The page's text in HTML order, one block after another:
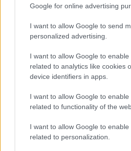
Google for online advertising
I want to allow Google to send
personalized advertising.
I want to allow Google to enable
related to analytics like cookies
device identifiers in apps.
I want to allow Google to enable
related to functionality of the
I want to allow Google to enable
related to personalization.
320.000 Ft
Apple iPhone 17